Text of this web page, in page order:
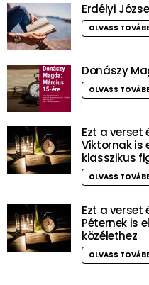
Erdélyi
OLVASS
Donászy
OLVASS
Ezt a verset
Viktornak is
klasszikus
OLVASS
Ezt a verset
Péternek is
közélethez
OLVASS